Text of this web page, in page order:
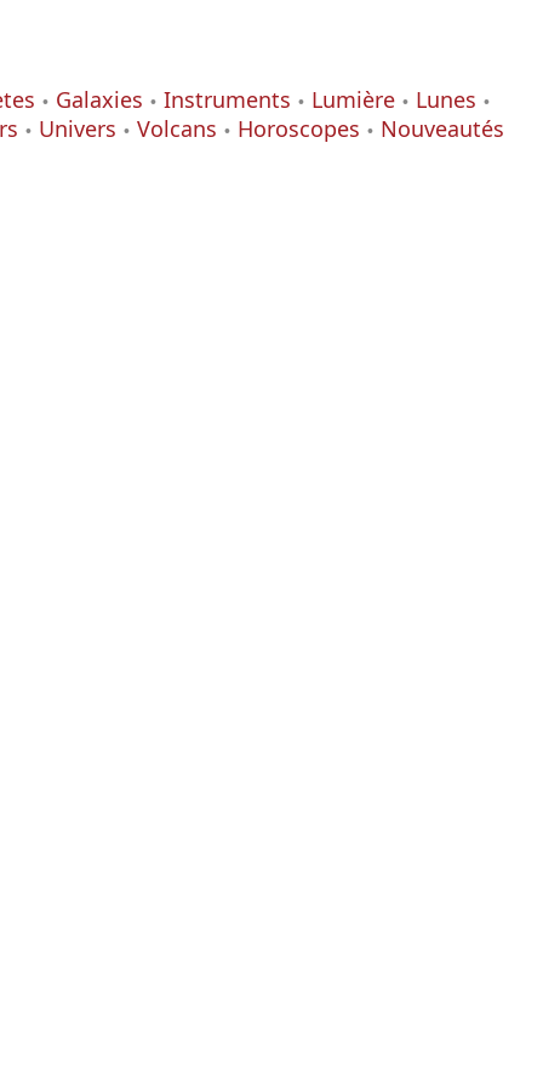
Galaxies Instruments Lumière
Lunes
Univers Volcans Horoscopes Nouveautés